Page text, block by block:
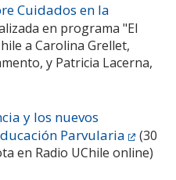
Cuidados en la
en programa "El
a Carolina Grellet,
y Patricia Lacerna,
y los nuevos
Parvularia
(30
en Radio UChile online)